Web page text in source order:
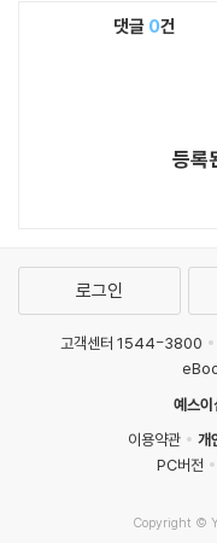
댓글 0건
등록
로그인
고객센터 1544-3800
예스
이용약관
개
PC버전
Copyright ©